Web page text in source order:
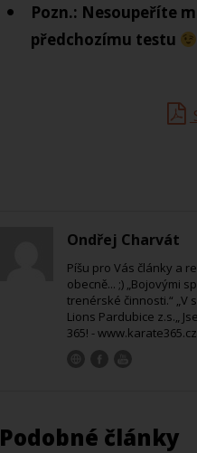
Pozn.: Nesoupeříte
předchozímu testu
Ondřej Charvát
Píšu pro Vás články a
obecně... ;) „Bojovými
trenérské činnosti.“
Lions Pardubice z.s.„
365! - www.karate365.cz
Podobné články